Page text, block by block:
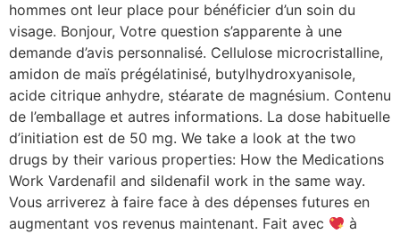
hommes ont leur place pour bénéficier d’un soin du
visage. Bonjour, Votre question s’apparente à une
demande d’avis personnalisé. Cellulose microcristalline,
amidon de maïs prégélatinisé, butylhydroxyanisole,
acide citrique anhydre, stéarate de magnésium. Contenu
de l’emballage et autres informations. La dose habituelle
d’initiation est de 50 mg. We take a look at the two
drugs by their various properties: How the Medications
Work Vardenafil and sildenafil work in the same way.
Vous arriverez à faire face à des dépenses futures en
augmentant vos revenus maintenant. Fait avec
à